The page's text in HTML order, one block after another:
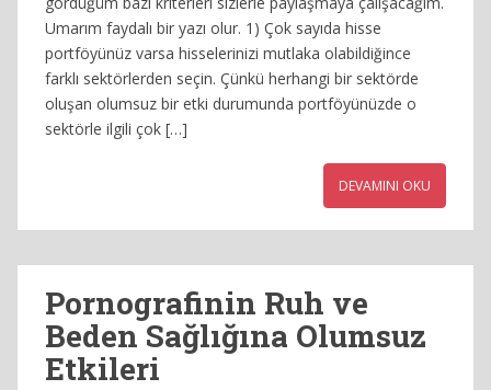
Umarım faydalı bir yazı olur. 1) Çok sayıda hisse
portföyünüz varsa hisselerinizi mutlaka olabildiğince
farklı sektörlerden seçin. Çünkü herhangi bir sektörde
oluşan olumsuz bir etki durumunda portföyünüzde o
sektörle ilgili çok […]
DEVAMINI OKU
Pornografinin Ruh ve
Beden Sağlığına Olumsuz
Etkileri